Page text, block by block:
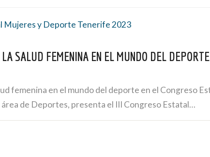
SALUD FEMENINA EN EL MUNDO DEL
femenina en el mundo del deporte en el Congreso
de Deportes, presenta el III Congreso Estatal…